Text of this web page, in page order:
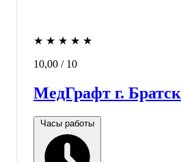
★ ★ ★ ★ ★
10,00 / 10
МедГрафт г. Братск
Часы работы